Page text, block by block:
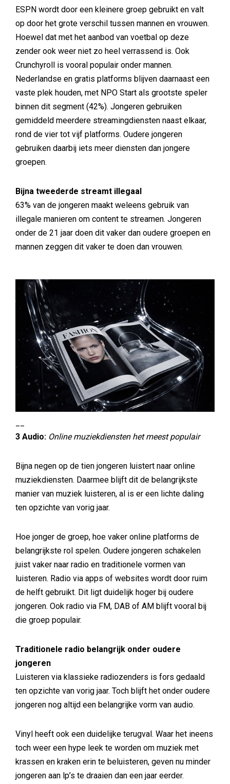
ESPN wordt door een kleinere groep gebruikt en valt
op door het grote verschil tussen mannen en vrouwen.
Hoewel dat met het aanbod van voetbal op deze
zender ook weer niet zo heel verrassend is. Ook
Crunchyroll is vooral populair onder mannen.
Nederlandse en gratis platforms blijven daarnaast een
vaste plek houden, met NPO Start als grootste speler
binnen dit segment (42%). Jongeren gebruiken
gemiddeld meerdere streamingdiensten naast elkaar,
rond de vier tot vijf platforms. Oudere jongeren
gebruiken daarbij iets meer diensten dan jongere
groepen.
Bijna tweederde streamt illegaal
63% van de jongeren maakt weleens gebruik van
illegale manieren om content te streamen. Jongeren
onder de 21 jaar doen dit vaker dan oudere groepen en
mannen zeggen dit vaker te doen dan vrouwen.
3 Audio: Online muziekdiensten het meest populair
Bijna negen op de tien jongeren luistert naar online
muziekdiensten. Daarmee blijft dit de belangrijkste
manier van muziek luisteren, al is er een lichte daling
ten opzichte van vorig jaar.
Hoe jonger de groep, hoe vaker online platforms de
belangrijkste rol spelen. Oudere jongeren schakelen
juist vaker naar radio en traditionele vormen van
luisteren. Radio via apps of websites wordt door ruim
de helft gebruikt. Dit ligt duidelijk hoger bij oudere
jongeren. Ook radio via FM, DAB of AM blijft vooral bij
die groep populair.
Traditionele radio belangrijk onder oudere
jongeren
Luisteren via klassieke radiozenders is fors gedaald
ten opzichte van vorig jaar. Toch blijft het onder oudere
jongeren nog altijd een belangrijke vorm van audio.
Vinyl heeft ook een duidelijke terugval. Waar het ineens
toch weer een hype leek te worden om muziek met
krassen en kraken erin te beluisteren, geven nu minder
jongeren aan lp’s te draaien dan een jaar eerder.